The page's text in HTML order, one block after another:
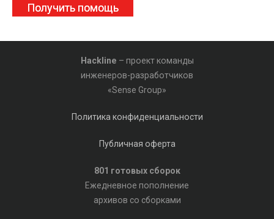
Получить помощь
Hackline – проект команды
инженеров-разработчиков
«Sense Group»
Политика конфиденциальности
Публичная оферта
801 готовых сборок
Ежедневное пополнение
архивов со сборками